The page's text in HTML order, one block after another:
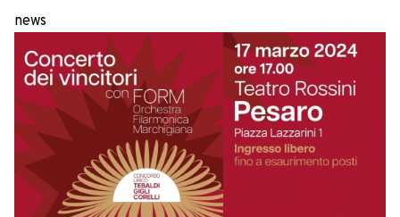
news